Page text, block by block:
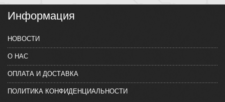
Информация
НОВОСТИ
О НАС
ОПЛАТА И ДОСТАВКА
ПОЛИТИКА КОНФИДЕНЦИАЛЬНОСТИ